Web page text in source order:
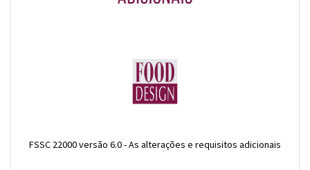
FSSC 22000 versão 6.0 - As alterações e requisitos adicionais